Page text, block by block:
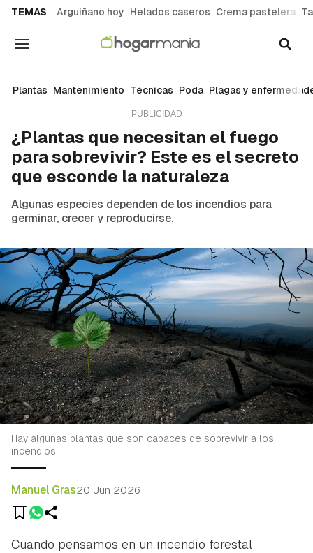
TEMAS Arguiñano hoy Helados caseros Crema pastelera
Navegación
Plantas
Plantas Mantenimiento Técnicas Poda Plagas y
¿Plantas que necesitan el fuego
para sobrevivir? Este es el secreto
que esconde la naturaleza
Algunas especies dependen de los incendios para
germinar, crecer y reproducirse.
Hay algunas plantas que son capaces de sobrevivir a los
incendios
Manuel Gras20 Jun 2026
Cuando pensamos en un incendio forestal